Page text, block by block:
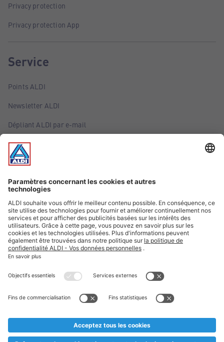
Privacy protection
Privacy protection App
Service
Points ALDI
Newsletter ALDI
Dépliant ALDI par e-mail
Offres
Infos essentielles
Suivez ALDI Belgique
Textes marqués d'un astérisque et mentions légales
* Nous vendons ces articles temporairement et jusqu'à
au cas où, malgré le planning bien étudié, nous serions
prématurément en rupture de stock. Prix Recupel et TVA incl.
** Sur ce site, l’utilisation de la forme masculine a été adoptée